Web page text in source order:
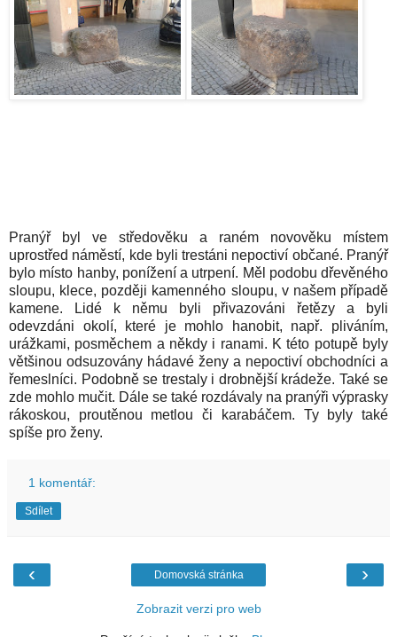
Pranýř byl ve středověku a raném novověku místem
uprostřed náměstí, kde byli trestáni nepoctiví občané. Pranýř
bylo místo hanby, ponížení a utrpení. Měl podobu dřevěného
sloupu, klece, později kamenného sloupu, v našem případě
kamene. Lidé k němu byli přivazováni řetězy a byli
odevzdáni okolí, které je mohlo hanobit, např. pliváním,
urážkami, posměchem a někdy i ranami. K této potupě byly
většinou odsuzovány hádavé ženy a nepoctiví obchodníci a
řemeslníci. Podobně se trestaly i drobnější krádeže. Také se
zde mohlo mučit. Dále se také rozdávaly na pranýři výprasky
rákoskou, proutěnou metlou či karabáčem. Ty byly také
spíše pro ženy.
1 komentář:
Sdílet
‹ ›
Domovská stránka
Zobrazit verzi pro web